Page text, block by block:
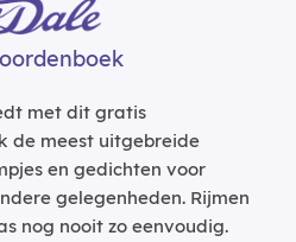
met dit gratis
de meest uitgebreide
en gedichten voor
gelegenheden. Rijmen
nog nooit zo eenvoudig.